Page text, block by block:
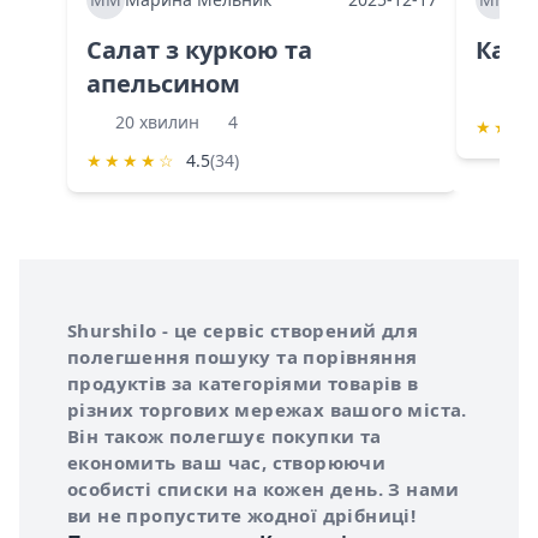
Салат з куркою та
апельсином
20 хвилин
4
★ ★ ★ ★ ☆ 4.5(34)
★ ★
Про сервіс Shurshilo
Shurshilo - це сервіс створений для
полегшення пошуку та порівняння
продуктів за категоріями товарів в
різних торгових мережах вашого міста.
Він також полегшує покупки та
економить ваш час, створюючи
особисті списки на кожен день. З нами
ви не пропустите жодної дрібниці!